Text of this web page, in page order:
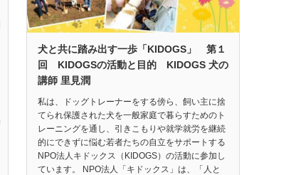
犬と共に踏み出す一歩「KIDOGS」 第１
回 KIDOGSの活動と目的 KIDOGS 犬の
講師 里見潤
私は、ドッグトレーナーをする傍ら、飼い主に捨
てられ保護された犬を一般家庭で暮らすためのト
レーニングを通し、引きこもりや就学就労を継続
的にできずに悩む若者たちの自立をサポートする
NPO法人キドックス（KIDOGS）の活動に参加し
ています。 NPO法人「キドックス」は、「人と